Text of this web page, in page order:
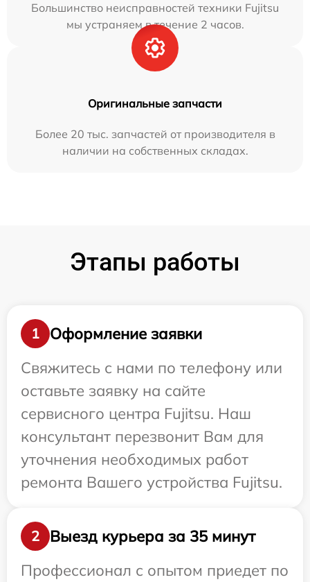
Большинство неисправностей техники Fujitsu
мы устраняем в течение 2 часов.
Оригинальные запчасти
Более 20 тыс. запчастей от производителя в
наличии на собственных складах.
Этапы работы
1
Оформление заявки
Свяжитесь с нами по телефону или
оставьте заявку на сайте
сервисного центра Fujitsu. Наш
консультант перезвонит Вам для
уточнения необходимых работ
ремонта Вашего устройства Fujitsu.
2
Выезд курьера за 35 минут
Профессионал с опытом приедет по